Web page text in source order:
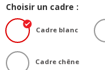
Choisir un cadre :
Cadre blanc
Cadre chêne